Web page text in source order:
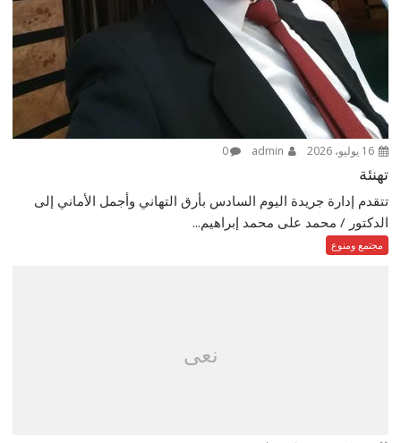
16 يوليو، 2026 0
تهنئة
تتقدم إدارة جريدة اليوم السادس بأرق التهاني وأجمل الأماني إلى
الدكتور / محمد على محمد إبراهيم...
مجتمع ومنوع
نعى